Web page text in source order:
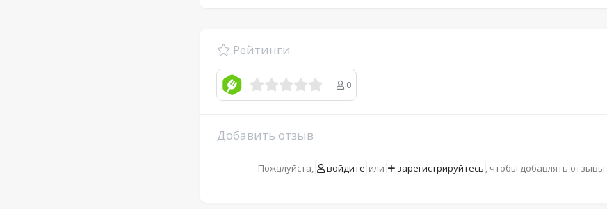
Рейтинги
0
Добавить отзыв
Пожалуйста, войдите или зарегистрируйтесь , чтобы добавлять отзывы.